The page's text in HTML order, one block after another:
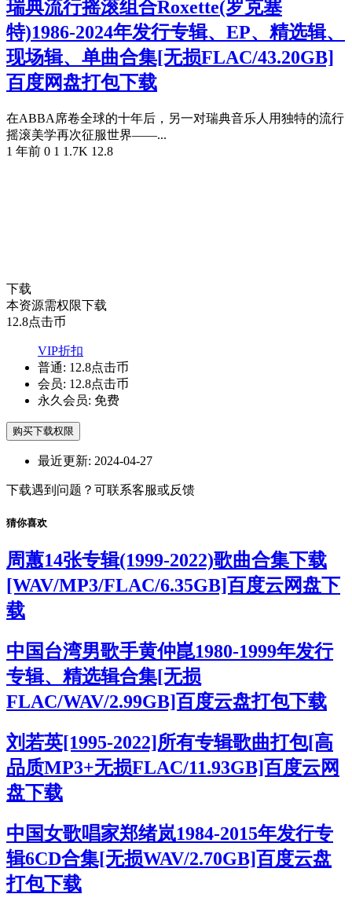
瑞典流行摇滚组合Roxette(罗克塞
特)1986-2024年发行专辑、EP、精选辑、
现场辑、单曲合集[无损FLAC/43.20GB]
百度网盘打包下载
在ABBA席卷全球的十年后，另一对瑞典音乐人用独特的流行
摇滚美学再次征服世界——...
1 年前 0 1 1.7K 12.8
下载
本资源需权限下载
12.8点击币
VIP折扣
普通: 12.8点击币
会员: 12.8点击币
永久会员: 免费
购买下载权限
最近更新: 2024-04-27
下载遇到问题？可联系客服或反馈
猜你喜欢
周蕙14张专辑(1999-2022)歌曲合集下载
[WAV/MP3/FLAC/6.35GB]百度云网盘下
载
中国台湾男歌手黄仲崑1980-1999年发行
专辑、精选辑合集[无损
FLAC/WAV/2.99GB]百度云盘打包下载
刘若英[1995-2022]所有专辑歌曲打包[高
品质MP3+无损FLAC/11.93GB]百度云网
盘下载
中国女歌唱家郑绪岚1984-2015年发行专
辑6CD合集[无损WAV/2.70GB]百度云盘
打包下载